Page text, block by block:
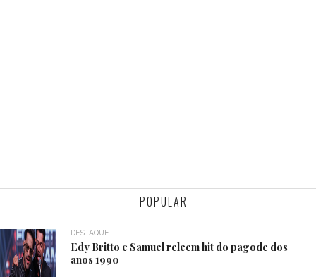
POPULAR
DESTAQUE
Edy Britto e Samuel releem hit do pagode dos
anos 1990